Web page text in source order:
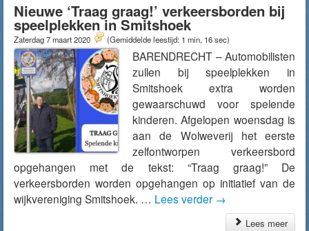
Nieuwe ‘Traag graag!’ verkeersborden bij
speelplekken in Smitshoek
Zaterdag 7 maart 2020 (Gemiddelde leestijd: 1 min, 16 sec)
BARENDRECHT – Automobilisten
zullen bij speelplekken in
Smitshoek extra worden
gewaarschuwd voor spelende
kinderen. Afgelopen woensdag is
aan de Wolweverij het eerste
zelfontworpen verkeersbord
opgehangen met de tekst: “Traag graag!” De
verkeersborden worden opgehangen op initiatief van de
wijkvereniging Smitshoek. … Lees verder →
Lees meer